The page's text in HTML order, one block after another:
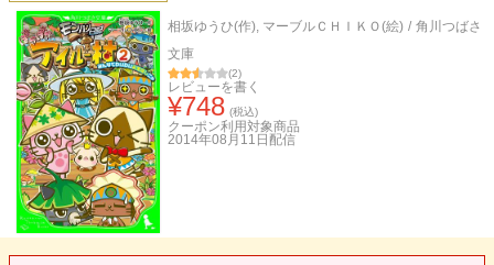
相坂ゆうひ(作), マーブルＣＨＩＫＯ(絵) / 角川つばさ
文庫
(2)
レビューを書く
¥748 (税込)
クーポン利用対象商品
2014年08月11日 配信